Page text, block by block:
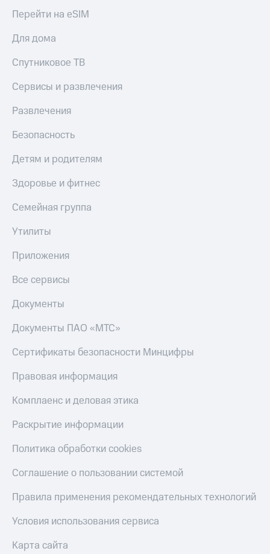
Перейти на eSIM
Для дома
Спутниковое ТВ
Сервисы и развлечения
Развлечения
Безопасность
Детям и родителям
Здоровье и фитнес
Семейная группа
Утилиты
Приложения
Все сервисы
Документы
Документы ПАО «МТС»
Сертификаты безопасности Минцифры
Правовая информация
Комплаенс и деловая этика
Раскрытие информации
Политика обработки cookies
Соглашение о пользовании системой
Правила применения рекомендательных технологий
Условия использования сервиса
Карта сайта